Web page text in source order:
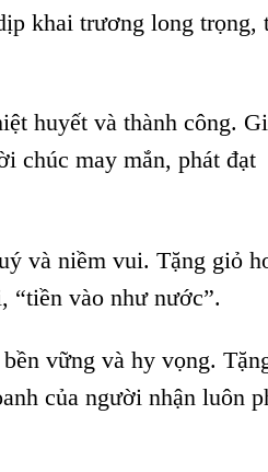
khai trương long trọng,
huyết và thành công.
chúc may mắn, phát đạt
và niềm vui. Tặng giỏ
“tiền vào như nước”.
vững và hy vọng.
của người nhận luôn